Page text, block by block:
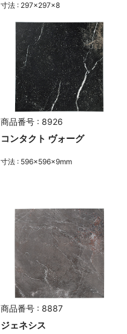
寸法 : 297×297×8
商品番号 : 8926
コンタクト ヴォーグ
寸法 : 596×596×9mm
商品番号 : 8887
ジェネシス